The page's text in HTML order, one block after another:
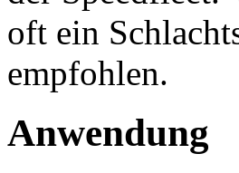
oft ein
empfohlen.
Anwendung